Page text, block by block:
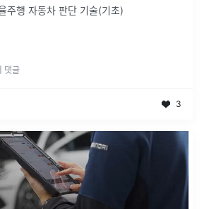
행 자동차 판단 기술(기초)
댓글
3